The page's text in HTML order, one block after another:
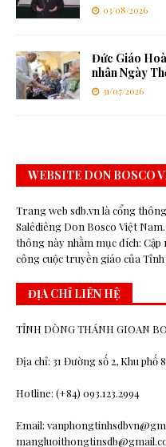
03/08/2026
Đức Giáo
nhân Ngày
31/07/2026
WEBSITE DON BOSCO
Trang web sdb.vn là cổng
Salêdiêng Don Bosco Việt
thông này nhằm mục đích: Cập
công cuộc truyền giáo của
ĐỊA CHỈ LIÊN HỆ
TỈNH DÒNG THÁNH GIOAN
Địa chỉ: 31 Đường số 2, Khu phố
Hotline: (+84) 093.123.2994
Email: